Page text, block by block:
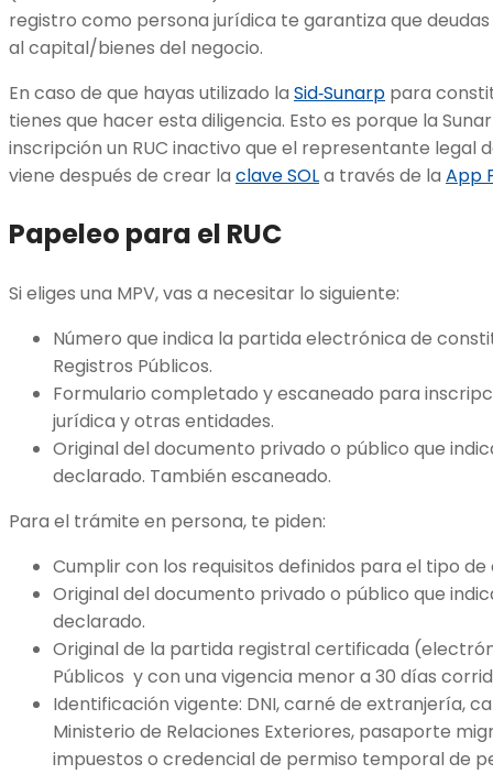
registro como persona jurídica te garantiza que
al capital/bienes del negocio.
En caso de que hayas utilizado la Sid‐Sunarp para
tienes que hacer esta diligencia. Esto es porque la
inscripción un RUC inactivo que el representante legal
viene después de crear la clave SOLa través de la App
Papeleo para el RUC
Si eliges una MPV, vas a necesitar lo siguiente:
Número que indica la partida electrónica de
Registros Públicos.
Formulario completado y escaneado para
jurídica y otras entidades.
Original del documento privado o público que
declarado. También escaneado.
Para el trámite en persona, te piden:
Cumplir con los requisitos definidos para el tipo
Original del documento privado o público que
declarado.
Original de la partida registral certificada
Públicos y con una vigencia menor a 30 días
Identificación vigente: DNI, carné de extranjería,
Ministerio de Relaciones Exteriores, pasaporte
impuestos o credencial de permiso temporal de